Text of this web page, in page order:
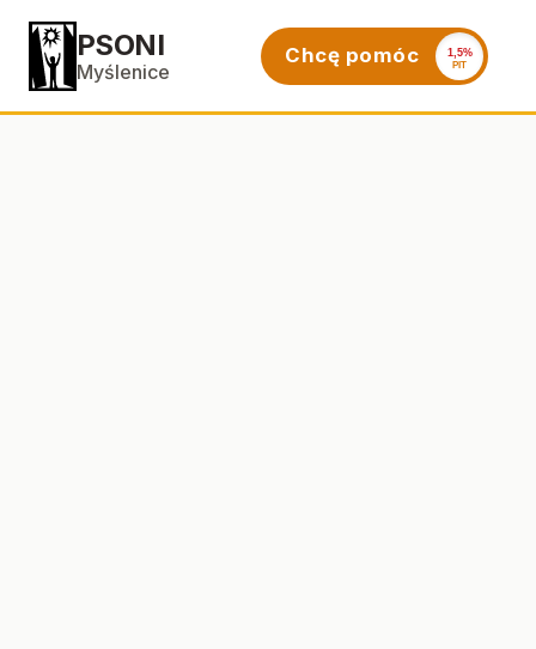
PSONI
Myślenice
Chcę pomóc 1,5%
PIT